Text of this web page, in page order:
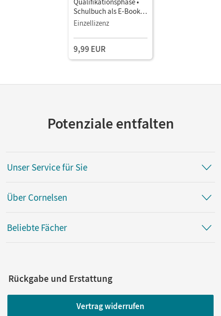
Schulbuch als E-Book
Mit Medien
Einzellizenz
9,99 EUR
Potenziale entfalten
Unser Service für Sie
Über Cornelsen
Beliebte Fächer
Rückgabe und Erstattung
Vertrag widerrufen